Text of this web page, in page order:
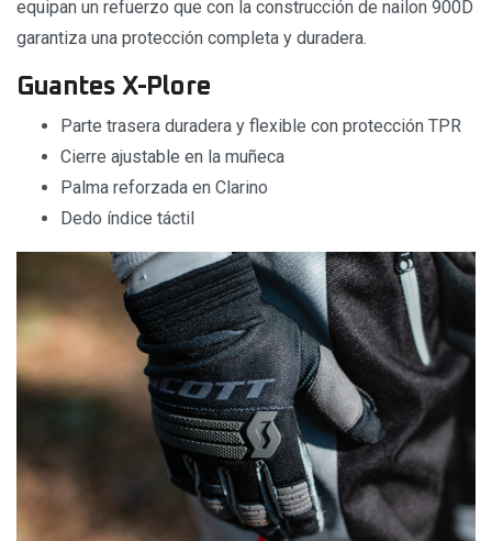
equipan un refuerzo que con la construcción de nailon 900D
garantiza una protección completa y duradera.
Guantes X-Plore
Parte trasera duradera y flexible con protección TPR
Cierre ajustable en la muñeca
Palma reforzada en Clarino
Dedo índice táctil